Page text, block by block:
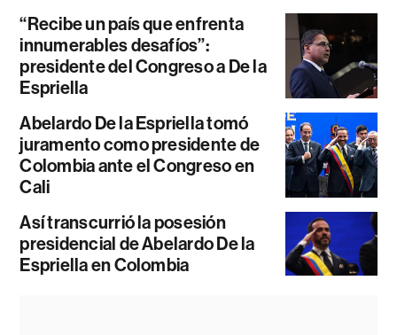
“Recibe un país que enfrenta
innumerables desafíos”:
presidente del Congreso a De la
Espriella
Abelardo De la Espriella tomó
juramento como presidente de
Colombia ante el Congreso en
Cali
Así transcurrió la posesión
presidencial de Abelardo De la
Espriella en Colombia